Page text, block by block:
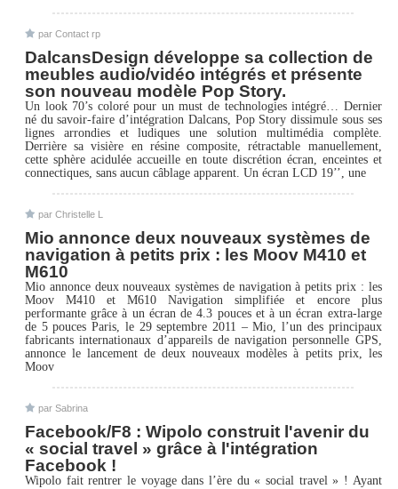
par Contact rp
DalcansDesign développe sa collection de
meubles audio/vidéo intégrés et présente
son nouveau modèle Pop Story.
Un look 70’s coloré pour un must de technologies intégré… Dernier
né du savoir-faire d’intégration Dalcans, Pop Story dissimule sous ses
lignes arrondies et ludiques une solution multimédia complète.
Derrière sa visière en résine composite, rétractable manuellement,
cette sphère acidulée accueille en toute discrétion écran, enceintes et
connectiques, sans aucun câblage apparent. Un écran LCD 19’’, une
par Christelle L
Mio annonce deux nouveaux systèmes de
navigation à petits prix : les Moov M410 et
M610
Mio annonce deux nouveaux systèmes de navigation à petits prix : les
Moov M410 et M610 Navigation simplifiée et encore plus
performante grâce à un écran de 4.3 pouces et à un écran extra-large
de 5 pouces Paris, le 29 septembre 2011 – Mio, l’un des principaux
fabricants internationaux d’appareils de navigation personnelle GPS,
annonce le lancement de deux nouveaux modèles à petits prix, les
Moov
par Sabrina
Facebook/F8 : Wipolo construit l'avenir du
« social travel » grâce à l'intégration
Facebook !
Wipolo fait rentrer le voyage dans l’ère du « social travel » ! Ayant